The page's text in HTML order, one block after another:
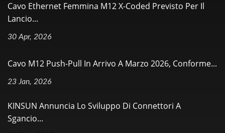
Cavo Ethernet Femmina M12 X-Coded Previsto Per Il
Lancio...
30 Apr, 2026
Cavo M12 Push-Pull In Arrivo A Marzo 2026, Conforme...
23 Jan, 2026
KINSUN Annuncia Lo Sviluppo Di Connettori A
Sgancio...